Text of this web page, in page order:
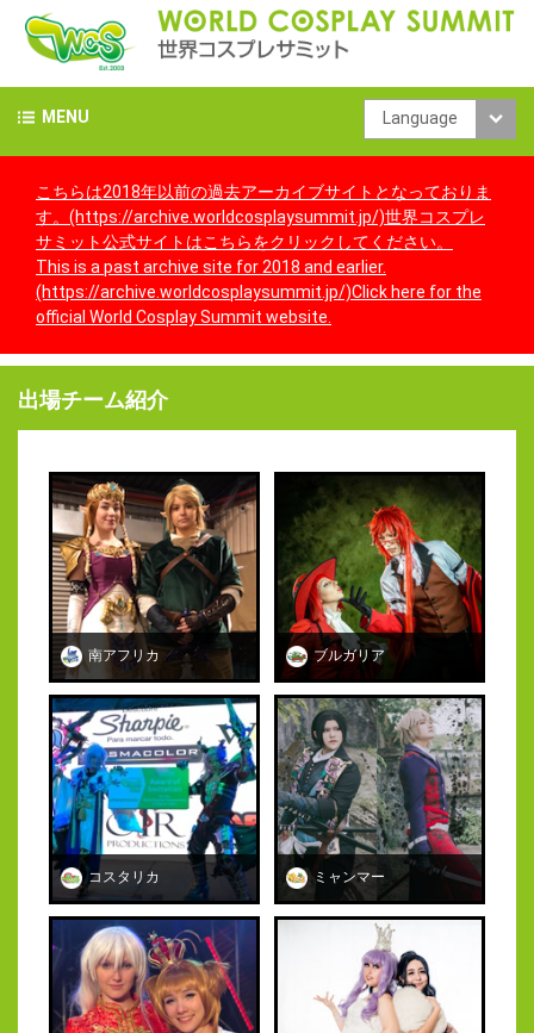
MENU Language
こちらは2018年以前の過去アーカイブサイトとなっておりま
す。(https://archive.worldcosplaysummit.jp/)世界コスプレ
サミット公式サイトはこちらをクリックしてください。
This is a past archive site for 2018 and earlier.
(https://archive.worldcosplaysummit.jp/)Click here for the
official World Cosplay Summit website.
出場チーム紹介
南アフリカ ブルガリア
コスタリカ ミャンマー